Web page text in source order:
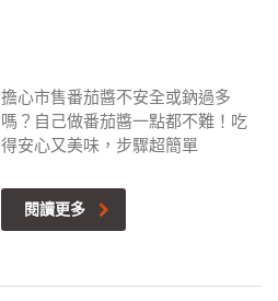
擔心市售番茄醬不安全或鈉過多
嗎？自己做番茄醬一點都不難！吃
得安心又美味，步驟超簡單
閱讀更多